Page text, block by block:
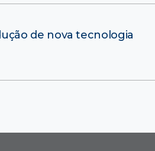
de nova tecnologia